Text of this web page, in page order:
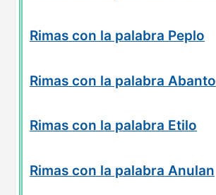
Rimas con la palabra Peplo
Rimas con la palabra Abanto
Rimas con la palabra Etilo
Rimas con la palabra Anulan